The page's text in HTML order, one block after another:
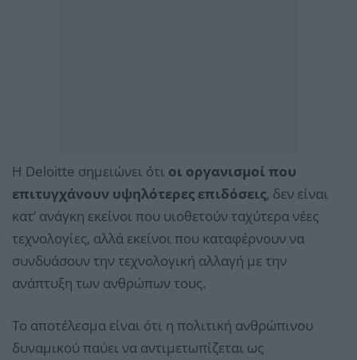
Η Deloitte σημειώνει ότι οι οργανισμοί που
επιτυγχάνουν υψηλότερες επιδόσεις, δεν είναι
κατ’ ανάγκη εκείνοι που υιοθετούν ταχύτερα νέες
τεχνολογίες, αλλά εκείνοι που καταφέρνουν να
συνδυάσουν την τεχνολογική αλλαγή με την
ανάπτυξη των ανθρώπων τους.
Το αποτέλεσμα είναι ότι η πολιτική ανθρώπινου
δυναμικού παύει να αντιμετωπίζεται ως